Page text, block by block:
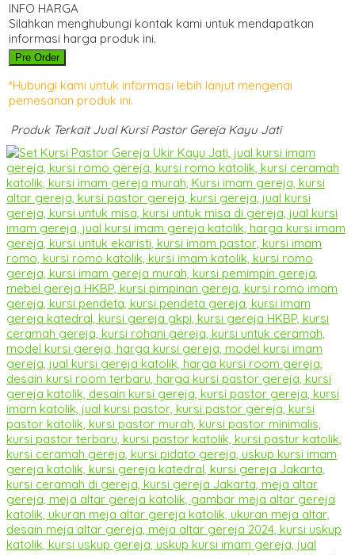
INFO HARGA
Silahkan menghubungi kontak kami untuk mendapatkan
informasi harga produk ini.
Pre Order
*Hubungi kami untuk informasi lebih lanjut mengenai
pemesanan produk ini.
Produk Terkait Jual Kursi Pastor Gereja Kayu Jati